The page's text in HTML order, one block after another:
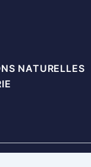
NATURELLES